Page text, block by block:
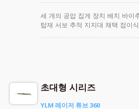
세 개의 공압 집게 장치 배치 바이
탑재 서보 추적 지지대 채택 접이
초대형 시리즈
YLM 레이저 튜브 360